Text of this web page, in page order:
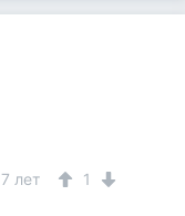
7 лет 1